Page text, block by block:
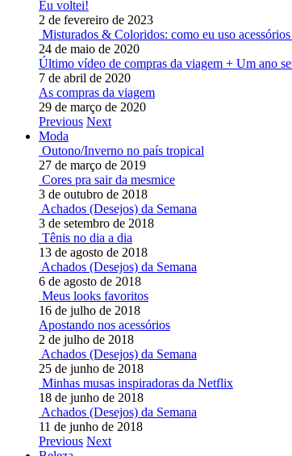
Eu voltei!
2 de fevereiro de 2023
Misturados & Coloridos: como eu uso
24 de maio de 2020
Último vídeo de compras da viagem + Um ano
7 de abril de 2020
As compras da viagem
29 de março de 2020
Previous Next
Moda
Outono/Inverno no país tropical
27 de março de 2019
Cores pra sair da mesmice
3 de outubro de 2018
Achados (Desejos) da Semana
3 de setembro de 2018
Tênis no dia a dia
13 de agosto de 2018
Achados (Desejos) da Semana
6 de agosto de 2018
Meus looks favoritos
16 de julho de 2018
Apostando nos acessórios
2 de julho de 2018
Achados (Desejos) da Semana
25 de junho de 2018
Minhas musas inspiradoras da Netflix
18 de junho de 2018
Achados (Desejos) da Semana
11 de junho de 2018
Previous Next